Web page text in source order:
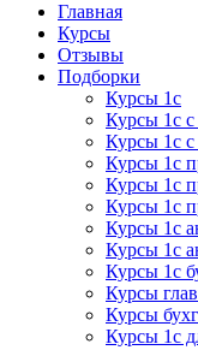
Главная
Курсы
Отзывы
Подборки
Курсы 1с
Курсы 1с с
Курсы 1с
Курсы 1с
Курсы 1с
Курсы 1с
Курсы 1с
Курсы 1с
Курсы 1с
Курсы
Курсы
Курсы 1с